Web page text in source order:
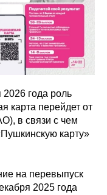
года роль
карта перейдет от
в связи с чем
карту»
на перевыпуск
2025 года